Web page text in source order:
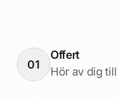
01
Offert
Hör av dig